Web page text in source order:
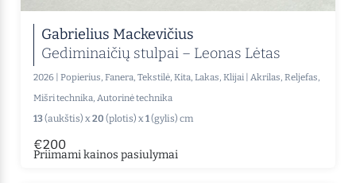
Gabrielius Mackevičius
Gediminaičių stulpai – Leonas Lėtas
2026 Popierius, Fanera, Tekstilė, Kita, Lakas, Klijai Akrilas, Reljefas,
Mišri technika, Autorinė technika
13(aukštis) x20 (plotis) x1(gylis) cm
€200
Priimami kainos pasiulymai